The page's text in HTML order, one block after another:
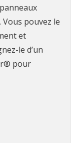
pouvez le
et
le d’un
pour